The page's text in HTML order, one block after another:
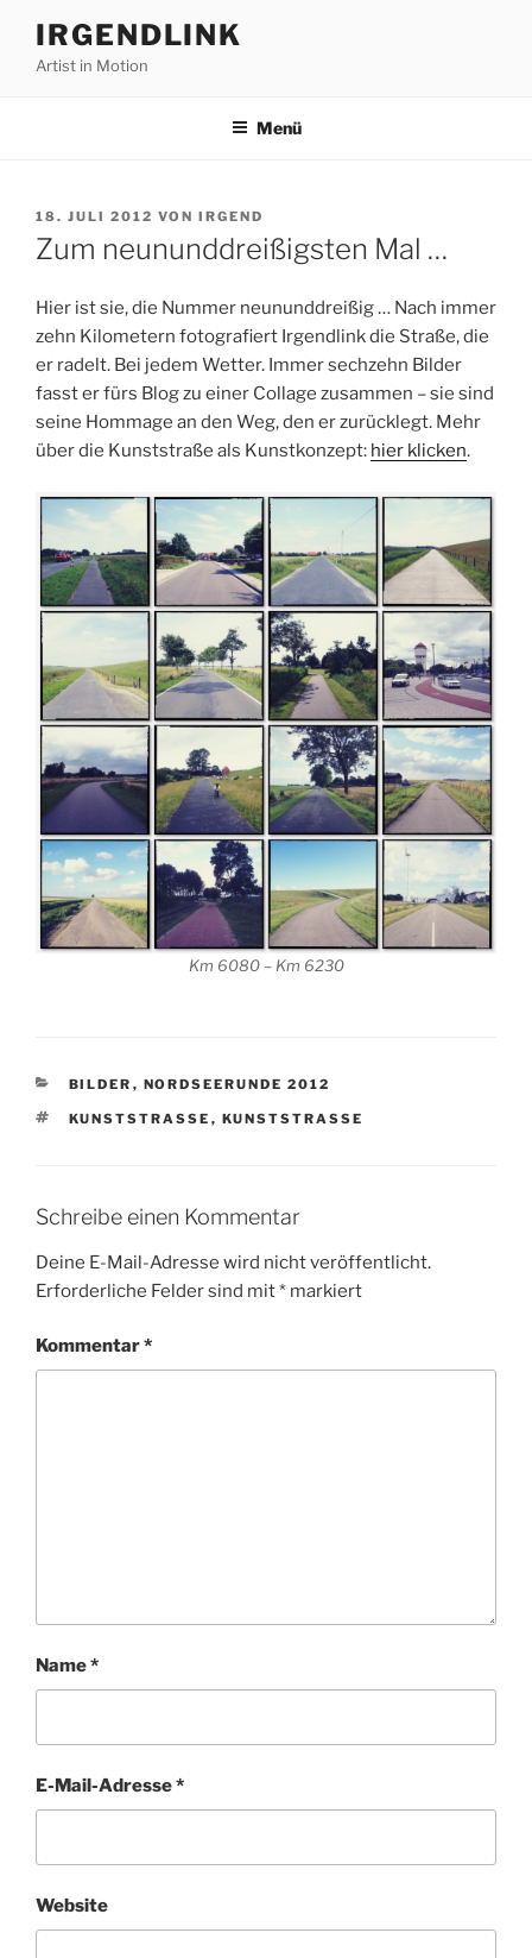
Inhalt
springen
IRGENDLINK
Artist in Motion
Menü
VERÖFFENTLICHT
AM
18. JULI 2012 VON IRGEND
Zum neununddreißigsten Mal …
Hier ist sie, die Nummer neununddreißig … Nach immer
zehn Kilometern fotografiert Irgendlink die Straße, die
er radelt. Bei jedem Wetter. Immer sechzehn Bilder
fasst er fürs Blog zu einer Collage zusammen – sie sind
seine Hommage an den Weg, den er zurücklegt. Mehr
über die Kunststraße als Kunstkonzept: hier klicken.
Km 6080 – Km 6230
KATEGORIEN
BILDER , NORDSEERUNDE 2012
SCHLAGWÖRTER
KUNSTSTRASSE , KUNSTSTRASSE
Schreibe einen Kommentar
Deine E-Mail-Adresse wird nicht veröffentlicht.
Erforderliche Felder sind mit* markiert
Kommentar*
Name*
E-Mail-Adresse*
Website